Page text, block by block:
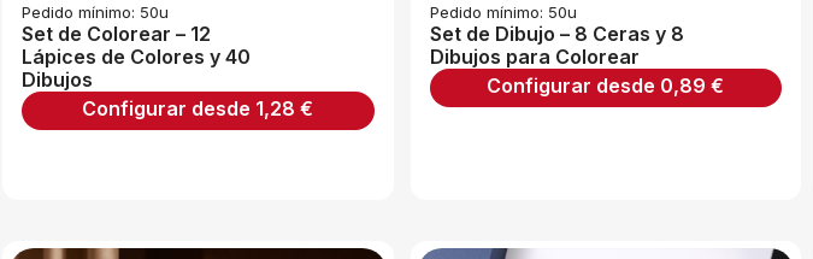
Pedido mínimo: 50u
Set de Colorear – 12
Lápices de Colores y 40
Dibujos
Configurar desde 1,28€
Pedido mínimo: 50u
Set de Dibujo – 8 Ceras y 8
Dibujos para Colorear
Configurar desde 0,89€